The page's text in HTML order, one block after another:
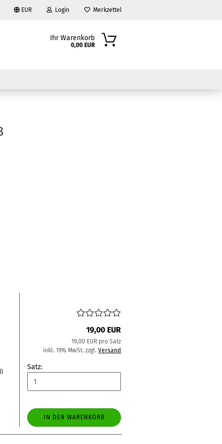
EUR Login Merkzettel
Ihr Warenkorb
0,00 EUR
19,00 EUR
19,00 EUR pro Satz
inkl. 19% MwSt. zzgl.Versand
Satz:
IN DEN WARENKORB